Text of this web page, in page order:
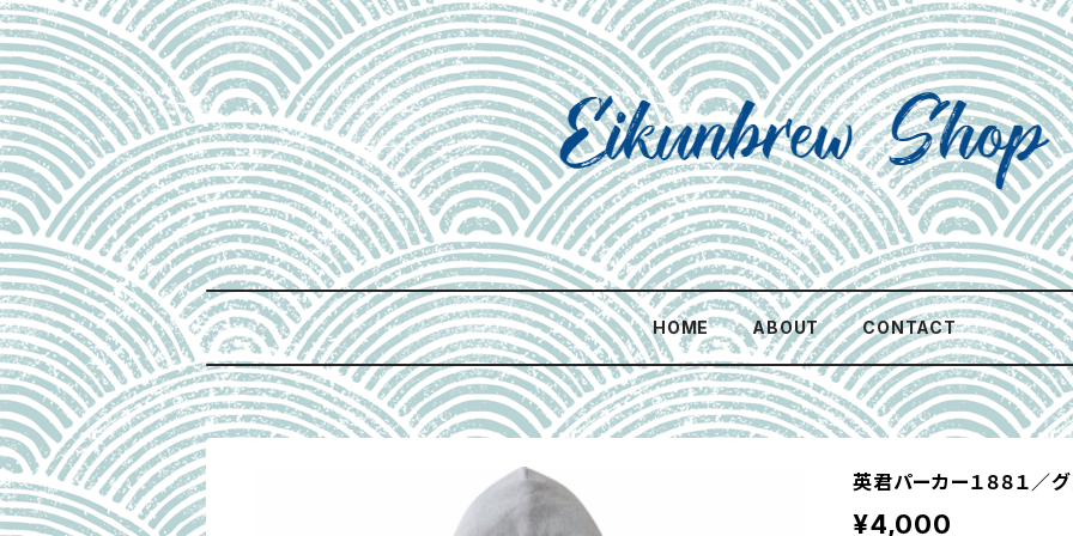
HOME ABOUT CONTACT
英君パーカー１８８１／
¥4,000